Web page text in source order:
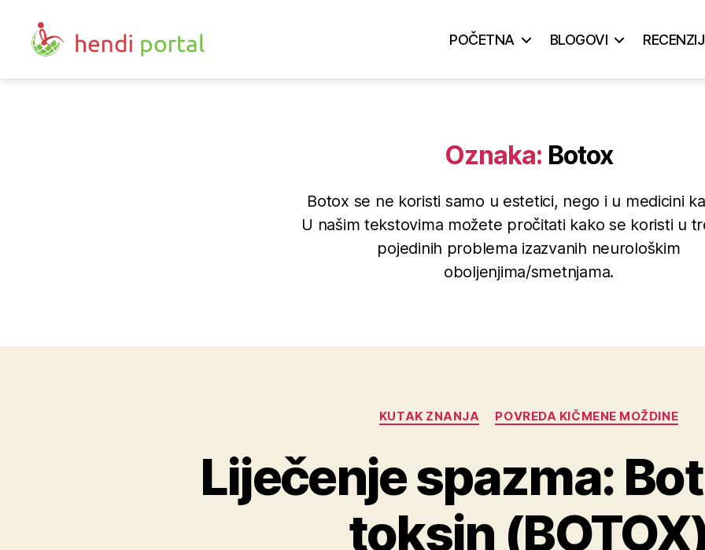
portal
POČETNA BLOGOVI
Oznaka: Botox
Botox se ne koristi samo u estetici, nego i u medicini
U našim tekstovima možete pročitati kako se koristi u
pojedinih problema izazvanih neurološkim
oboljenjima/smetnjama.
Kategorije
KUTAK ZNANJA POVREDA KIČMENE MOŽDINE
Liječenje spazma:
toksin